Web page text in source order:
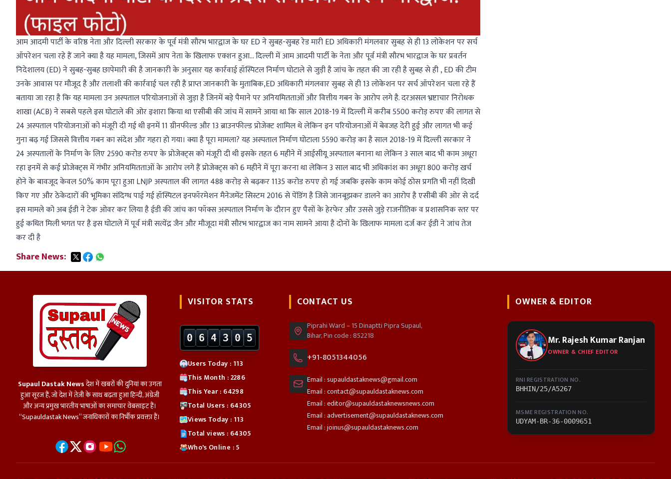
आम आदमी पार्टी के वरिष्ठ नेता और दिल्ली सरकार के पूर्व मंत्री सौरभ भारद्वाज के घर ED ने सुबह-सुबह रेड मारी ED अधिकारी मंगलवार सुबह से ही 13 लोकेशन पर सर्च
ऑपरेशन चला रहे हैं जाने क्या है यह मामला, जिसमें आप नेता के खिलाफ एक्शन हुआ... दिल्ली में आम आदमी पार्टी के नेता और पूर्व मंत्री सौरभ भारद्वाज के घर प्रवर्तन
निदेशालय (ED) ने सुबह-सुबह छापेमारी की है जानकारी के अनुसार यह कार्रवाई हॉस्पिटल निर्माण घोटाले से जुड़ी है जांच के तहत की जा रही है सुबह से ही , ED की टीम
उनके आवास पर मौजूद है और तलाशी की कार्रवाई चल रही है प्राप्त जानकारी के मुताबिक,ED अधिकारी मंगलवार सुबह से ही 13 लोकेशन पर सर्च ऑपरेशन चला रहे हैं
बताया जा रहा है कि यह मामला उन अस्पताल परियोजनाओं से जुड़ा है जिनमें बड़े पैमाने पर अनियमितताओं और वित्तीय गबन के आरोप लगे है. दरअसल भ्रष्टाचार निरोधक
शाखा (ACB) ने सबसे पहले इस घोटाले की ओर इशारा किया था एसीबी की जांच में सामने आया था कि साल 2018-19 में दिल्ली में करीब 5500 करोड़ रुपए की लागत से
24 अस्पताल परियोजनाओं को मंजूरी दी गई थी इनमें 11 ग्रीनफील्ड और 13 ब्राउनफील्ड प्रोजेक्ट शामिल थे लेकिन इन परियोजनाओं में बेवजह देरी हुई और लागत भी कई
गुना बढ़ गई जिससे वित्तीय गबन का संदेश और गहरा हो गया। क्या है पूरा मामला? यह अस्पताल निर्माण घोटाला 5590 करोड़ का है साल 2018-19 में दिल्ली सरकार ने
24 अस्पतालों के निर्माण के लिए 2590 करोड रुपए के प्रोजेक्ट्स को मंजूरी दी थी इसके तहत 6 महीने में आईसीयू अस्पताल बनाना था लेकिन 3 साल बाद भी काम अधूरा
रहा इनमें से कई प्रोजेक्ट्स में गंभीर अनियमितताओं के आरोप लगे हैं प्रोजेक्ट्स को 6 महीने में पूरा करना था लेकिन 3 साल बाद भी अधिकांश का अधूरा 800 करोड़ खर्च
होने के बावजूद केवल 50% काम पूरा हुआ LNJP अस्पताल की लागत 488 करोड़ से बढ़कर 1135 करोड रुपए हो गई जबकि इसके काम कोई ठोस प्रगति भी नहीं दिखी
किए गए और ठेकेदारों की भूमिका संदिग्ध पाई गई हॉस्पिटल इनफॉरमेशन मैनेजमेंट सिस्टम 2016 से पेंडिंग है जिसे जानबूझकर डालने का आरोप है एसीबी की ओर से दर्द
इस मामले को अब ईडी ने टेक ओवर कर लिया है ईडी की जांच का फॉक्स अस्पताल निर्माण के दौरान हुए पैसों के हेरफेर और उससे जुड़े राजनीतिक व प्रशासनिक स्तर पर
हुई कथित मिली भगत पर है इस घोटाले में पूर्व मंत्री सत्येंद्र जैन और मौजूदा मंत्री सौरभ भारद्वाज का नाम सामने आया है दोनों के खिलाफ मामला दर्ज कर ईडी ने जांच तेज
कर दी है
Share News:
Supaul Dastak Newsदेश में खबरों की दुनियां का उगता
हुआ सूरज हैं, जो देश में तेज़ी के साथ बढ़ता हुआ हिन्दी, अंग्रेजी
और अन्य प्रमुख भारतीय भाषाओं का समाचार वेबसाइट हैं।
“Supauldastak News” जनाधिकारों का निर्भीक प्रवक्ता हैं।
VISITOR STATS
0 6 4 3 0 5
Users Today : 113
This Month : 2286
This Year : 64298
Total Users : 64305
Views Today : 113
Total views : 64305
Who's Online : 5
CONTACT US
Piprahi Ward – 15 Dinaptti Pipra Supaul,
Bihar, Pin code : 852218
+91-8051344056
Email : supauldastaknews@gmail.com
Email : contact@supauldastaknews.com
Email : editor@supauldastaknewsnews.com
Email : advertisement@supauldastaknews.com
Email : joinus@supauldastaknews.com
OWNER & EDITOR
Mr. Rajesh Kumar Ranjan
OWNER & CHIEF EDITOR
RNI REGISTRATION NO.
BHHIN/25/A5267
MSME REGISTRATION NO.
UDYAM-BR-36-0009651